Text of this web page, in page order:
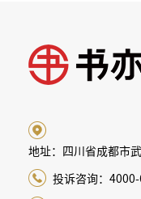
地址：四川省成都市
投诉咨询：